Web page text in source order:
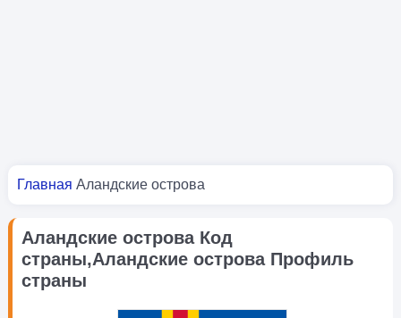
Вы здесь
Главная Аландские острова
Аландские острова Код
страны,Аландские острова Профиль
страны